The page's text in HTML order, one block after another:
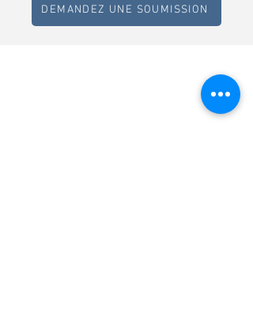
DEMANDEZ UNE SOUMISSION